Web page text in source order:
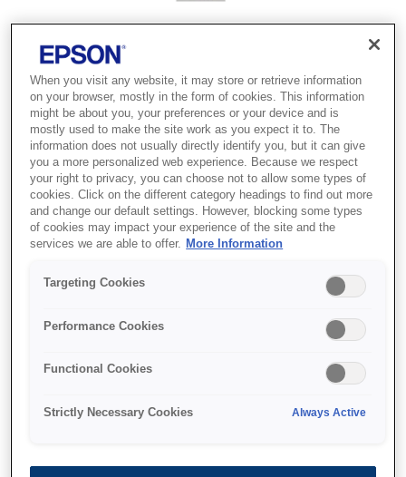
Black ink bottle
When you visit any website, it may store or retrieve information
on your browser, mostly in the form of cookies. This information
might be about you, your preferences or your device and is
mostly used to make the site work as you expect it to. The
information does not usually directly identify you, but it can give
you a more personalized web experience. Because we respect
your right to privacy, you can choose not to allow some types of
cookies. Click on the different category headings to find out more
and change our default settings. However, blocking some types
of cookies may impact your experience of the site and the
services we are able to offer. More Information
Targeting Cookies
Performance Cookies
Functional Cookies
Strictly Necessary Cookies Always Active